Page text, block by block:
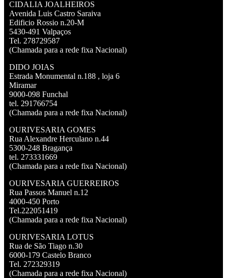
CIDALIA JOALHEIROS
Avenida Luis Castro Saraiva
Edificio Rossio n.20-M
5430-491 Valpaços
Tel. 278729587
(Chamada para a rede fixa Nacional)
DIDO JOIAS
Estrada Monumental n.188 , loja 6
Miramar
9000-098 Funchal
tel. 291766754
(Chamada para a rede fixa Nacional)
OURIVESARIA GOMES
Rua Alexandre Herculano n.44
5300-248 Bragança
tel. 273331669
(Chamada para a rede fixa Nacional)
OURIVESARIA GUERREIROS
Rua Passos Manuel n.12
4000-450 Porto
Tel.222051419
(Chamada para a rede fixa Nacional)
OURIVESARIA LOTUS
Rua de São Tiago n.30
6000-179 Castelo Branco
Tel. 272329319
(Chamada para a rede fixa Nacional)